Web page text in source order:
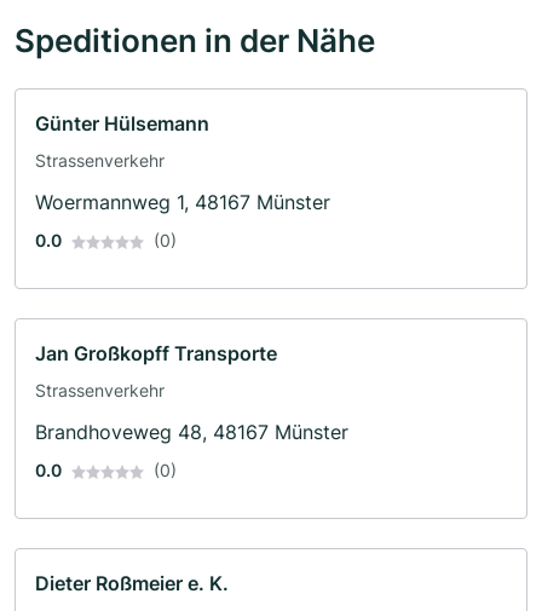
Speditionen in der Nähe
Günter Hülsemann
Strassenverkehr
Woermannweg 1, 48167 Münster
0.0 (0)
Jan Großkopff Transporte
Strassenverkehr
Brandhoveweg 48, 48167 Münster
0.0 (0)
Dieter Roßmeier e. K.